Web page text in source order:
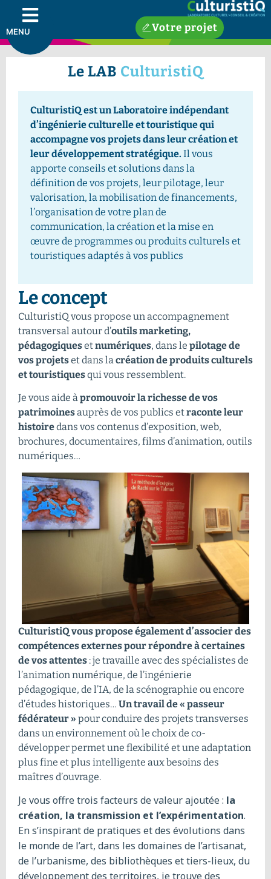
MENU Votre projet
Le LAB CulturistiQ
CulturistiQ est un Laboratoire indépendant
d’ingénierie culturelle et touristique qui
accompagne vos projets dans leur création et
leur développement stratégique. Il vous
apporte conseils et solutions dans la
définition de vos projets, leur pilotage, leur
valorisation, la mobilisation de financements,
l’organisation de votre plan de
communication, la création et la mise en
œuvre de programmes ou produits culturels et
touristiques adaptés à vos publics
Le concept
CulturistiQ vous propose un accompagnement
transversal autour d’outils marketing,
pédagogiquesetnumériques, dans le pilotage de
vos projetset dans lacréation deproduits culturels
et touristiquesqui vous ressemblent.
Je vous aide àpromouvoir la richesse de vos
patrimoinesauprès de vos publics etraconte leur
histoiredans vos contenus d’exposition, web,
brochures, documentaires, films d’animation, outils
numériques…
CulturistiQ vous propose également d’associer des
compétences externes pour répondre à certaines
de vos attentes : je travaille avec des spécialistes de
l’animation numérique, de l’ingénierie
pédagogique, de l’IA, de la scénographie ou encore
d’études historiques… Un travail de « passeur
fédérateur » pour conduire des projets transverses
dans un environnement où le choix de co-
développer permet une flexibilité et une adaptation
plus fine et plus intelligente aux besoins des
maîtres d’ouvrage.
Je vous offre trois facteurs de valeur ajoutée : la
création, la transmission et l’expérimentation.
En s’inspirant de pratiques et des évolutions dans
le monde de l’art, dans les domaines de l’artisanat,
de l’urbanisme, des bibliothèques et tiers-lieux, du
développement des territoires, je trouve des